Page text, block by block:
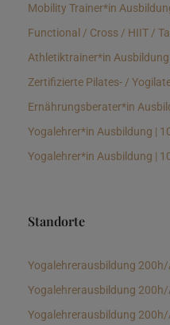
Mobility Trainer*in
Functional / Cross / HIIT /
Athletiktrainer*in Ausbildung
Zertifizierte Pilates- /
Ernährungsberater*in
Yogalehrer*in Ausbildung |
Yogalehrer*in Ausbildung |
Standorte
Yogalehrerausbildung 200h/
Yogalehrerausbildung 200h/
Yogalehrerausbildung 200h/